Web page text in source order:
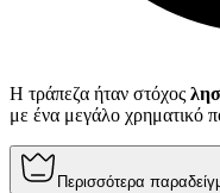
Η τράπεζα ήταν στόχος
με ένα μεγάλο χρηματικό
Περισσότερα